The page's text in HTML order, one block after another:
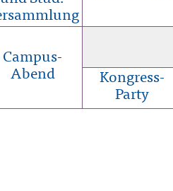
Campus-
Abend
Kongress-
Party